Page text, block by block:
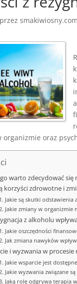
organizmie oraz
warto zdecydować się
korzyści zdrowotne i
Jakie są skutki odstawienia
Jakie zmiany w organizmie
z alkoholu
Jakie oszczędności
Jak zmiana nawyków
i wyzwania w procesie
Jakie wsparcie jest
Jakie wyzwania związane
Jaką rolę odgrywa terapia